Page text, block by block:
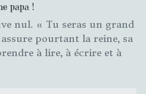
papa !
nul. « Tu seras un grand
pourtant la reine, sa
à lire, à écrire et à